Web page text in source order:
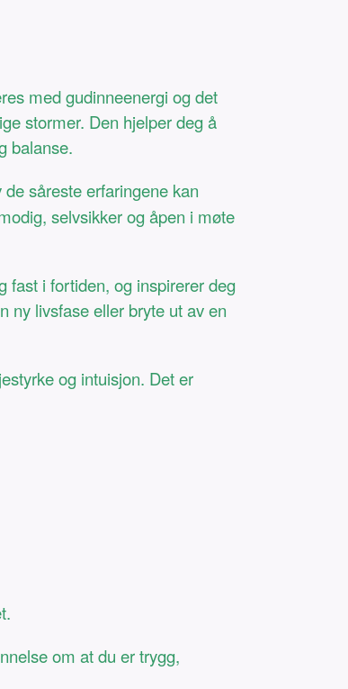
med gudinneenergi og det
stormer. Den hjelper deg å
balanse.
såreste erfaringene kan
selvsikker og åpen i møte
fast i fortiden, og inspirerer deg
ny livsfase eller bryte ut av en
og intuisjon. Det er
om at du er trygg,